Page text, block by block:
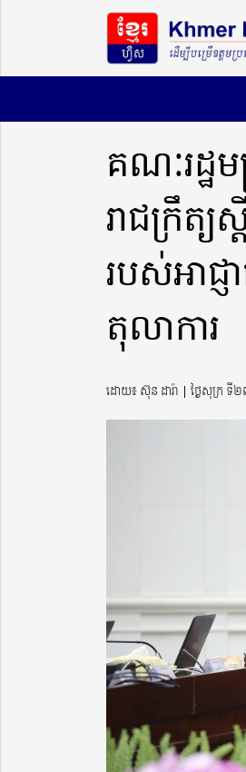
គណៈរដ្ឋ
រាជក្រឹត្យ
របស់អាជ្ញ
តុលាការ
ដោយ៖ ស៊ុន ដារ៉ា ​​ | ថ្ងៃសុក្រ ទី